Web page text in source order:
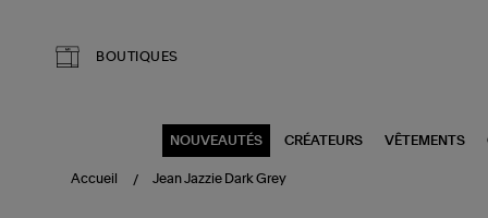
BOUTIQUES
NOUVEAUTÉS CRÉATEURS VÊTEMENTS
Accueil Jean Jazzie Dark Grey